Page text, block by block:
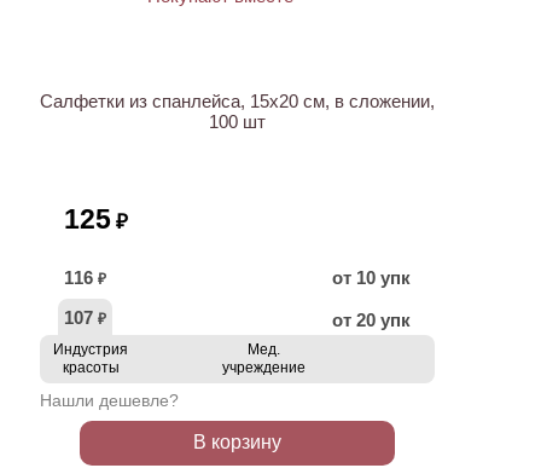
Салфетки из спанлейса, 15х20 см, в сложении,
100 шт
125 ₽
116 ₽
от 10 упк
107 ₽ от 20 упк
Индустрия
красоты
Мед.
учреждение
Нашли дешевле?
В корзину